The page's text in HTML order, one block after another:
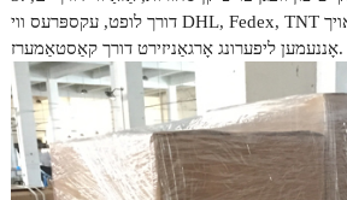
דורך לופט, עקספּרעס ווי DHL, Fedex, TNT און אַזוי ווייטער. מיר אויך
אָננעמען ליפערונג אָרגאַניזירט דורך קאַסטאַמערז.